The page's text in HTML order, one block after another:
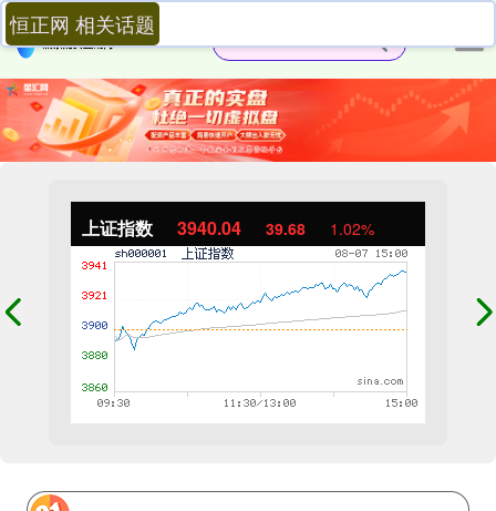
上证指数 3940.04 39.68 1.02%
恒正网 相关话题